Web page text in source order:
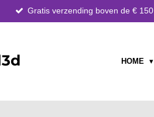
Gratis verzending boven de € 150
HOME